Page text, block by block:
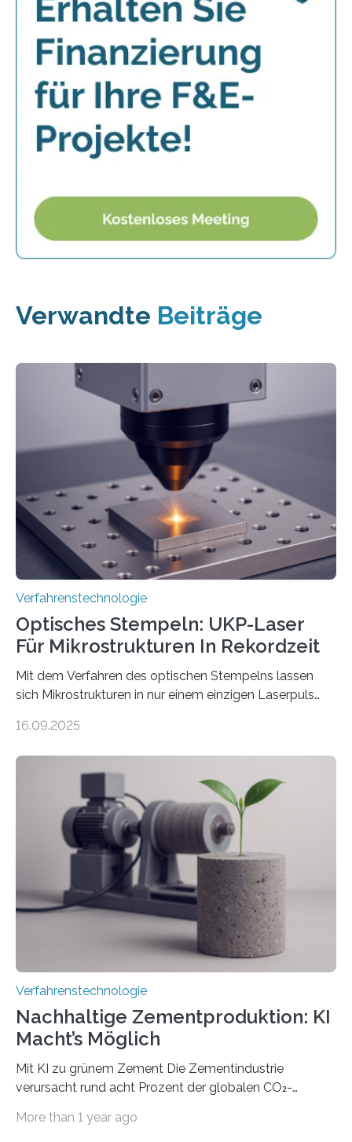
Verwandte Beiträge
Verfahrenstechnologie
Optisches Stempeln: UKP-Laser
Für Mikrostrukturen In Rekordzeit
Mit dem Verfahren des optischen Stempelns lassen
sich Mikrostrukturen in nur einem einzigen Laserpuls
zeitaufwändiges Abscannen der Fläche. Am Fraunhofer
RWTH Aachen den Strahl eines Ultrakurzpulslasers
mithilfe eines Spatial Light Modulators (SLM) exakt in
das gewünschte Muster und bringen es direkt auf die
Werkstückoberfläche. Das beschleunigt die
Bearbeitung deutlich und eröffnet neue Möglichkeiten
für Branchen wie die stahl- und metallverarbeitende
Industrie oder die Glasverarbeitung. Erste Tests…
16.09.2025
Verfahrenstechnologie
Nachhaltige Zementproduktion: KI
Macht’s Möglich
Mit KI zu grünem Zement Die Zementindustrie
verursacht rund acht Prozent der globalen CO₂-
Flugverkehr. Forschende am Paul Scherrer Institut PSI
More than 1 year ago